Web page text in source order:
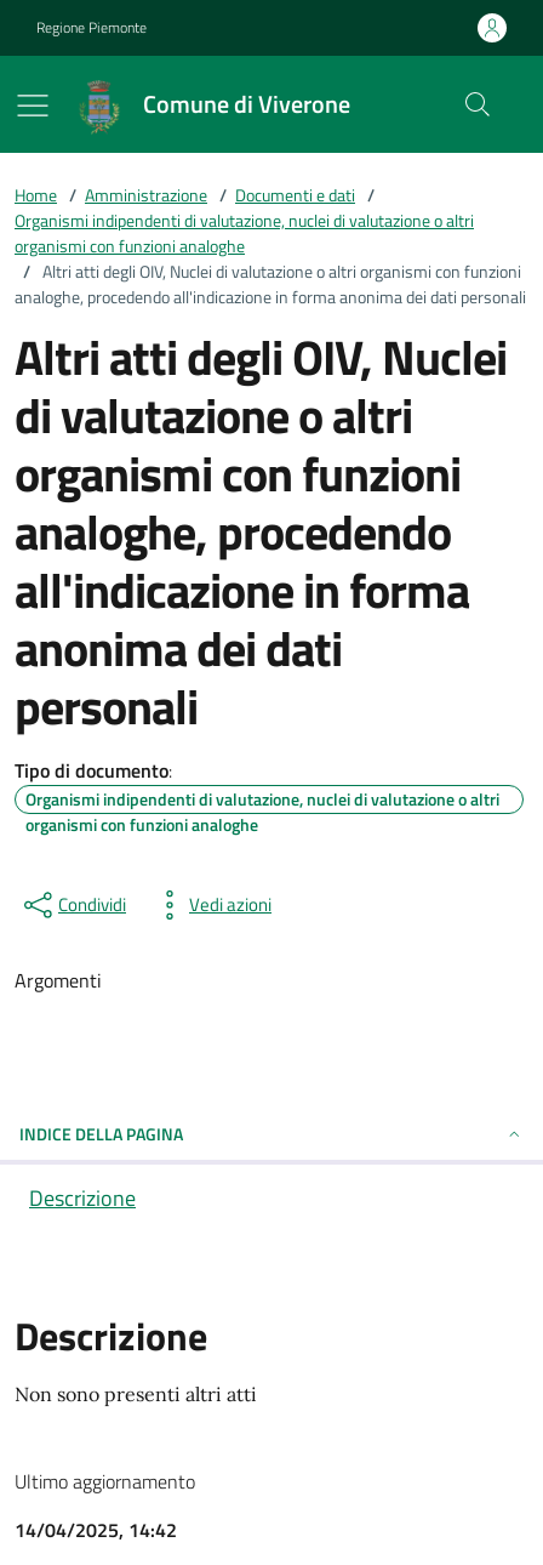
Regione Piemonte
Comune di Viverone
Home / Amministrazione / Documenti e dati /
Organismi indipendenti di valutazione, nuclei di valutazione o altri
organismi con funzioni analoghe
/ Altri atti degli OIV, Nuclei di valutazione o altri organismi con funzioni
analoghe, procedendo all'indicazione in forma anonima dei dati personali
Altri atti degli OIV, Nuclei
di valutazione o altri
organismi con funzioni
analoghe, procedendo
all'indicazione in forma
anonima dei dati
personali
Tipo di documento:
Organismi indipendenti di valutazione, nuclei di valutazione o altri
organismi con funzioni analoghe
Condividi Vedi azioni
Argomenti
INDICE DELLA PAGINA
Descrizione
Descrizione
Descrizione
Non sono presenti altri atti
Ultimo aggiornamento
14/04/2025, 14:42